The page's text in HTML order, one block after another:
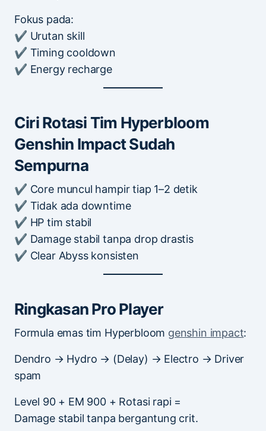
Fokus pada:
✔ Urutan skill
✔ Timing cooldown
✔ Energy recharge
Ciri Rotasi Tim Hyperbloom
Genshin Impact Sudah
Sempurna
✔ Core muncul hampir tiap 1–2 detik
✔ Tidak ada downtime
✔ HP tim stabil
✔ Damage stabil tanpa drop drastis
✔ Clear Abyss konsisten
Ringkasan Pro Player
Formula emas tim Hyperbloom genshin impact:
Dendro → Hydro → (Delay) → Electro → Driver
spam
Level 90 + EM 900 + Rotasi rapi =
Damage stabil tanpa bergantung crit.